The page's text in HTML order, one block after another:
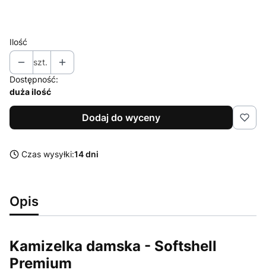
Ilość
szt.
Dostępność:
duża ilość
Dodaj do wyceny
Czas wysyłki:14 dni
Opis
Kamizelka damska - Softshell
Premium